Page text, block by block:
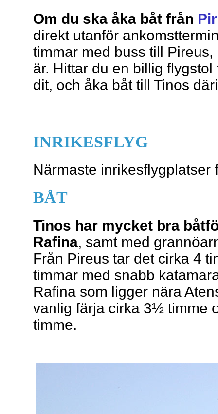
Om du ska åka båt från
direkt utanför
timmar med buss till
är. Hittar du en billig
dit, och åka båt till Tinos
INRIKESFLYG
Närmaste inrikesflygplatser
BÅT
Tinos har mycket bra
Rafina, samt med
Från Pireus tar det cirka 4
timmar med snabb
Rafina som ligger nära
vanlig färja cirka 3½ timme
timme.